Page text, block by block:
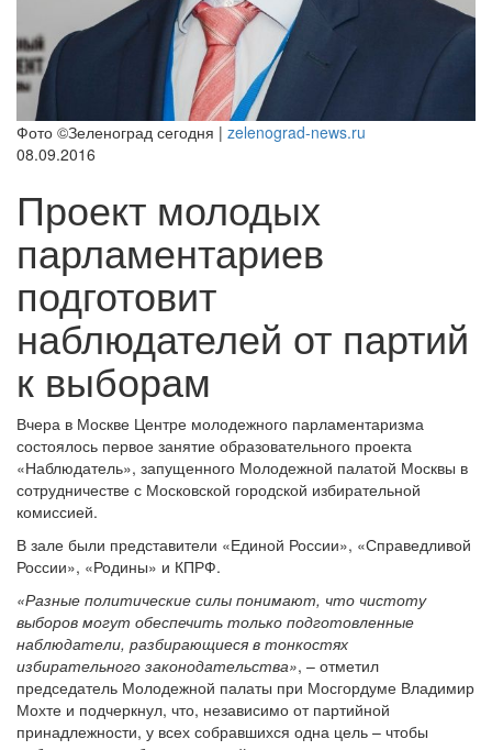
Фото ©Зеленоград сегодня | zelenograd-news.ru
08.09.2016
Проект молодых
парламентариев
подготовит
наблюдателей от партий
к выборам
Вчера в Москве Центре молодежного парламентаризма
состоялось первое занятие образовательного проекта
«Наблюдатель», запущенного Молодежной палатой Москвы в
сотрудничестве с Московской городской избирательной
комиссией.
В зале были представители «Единой России», «Справедливой
России», «Родины» и КПРФ.
«Разные политические силы понимают, что чистоту
выборов могут обеспечить только подготовленные
наблюдатели, разбирающиеся в тонкостях
избирательного законодательства», – отметил
председатель Молодежной палаты при Мосгордуме Владимир
Мохте и подчеркнул, что, независимо от партийной
принадлежности, у всех собравшихся одна цель – чтобы